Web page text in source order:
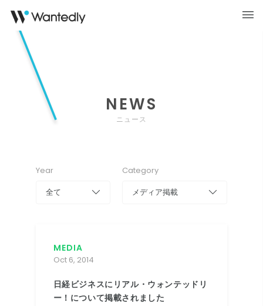
NEWS
ニュース
Year
全て
Category
メディア掲載
MEDIA
Oct 6, 2014
日経ビジネスにリアル・ウォンテッドリ
ー！について掲載されました